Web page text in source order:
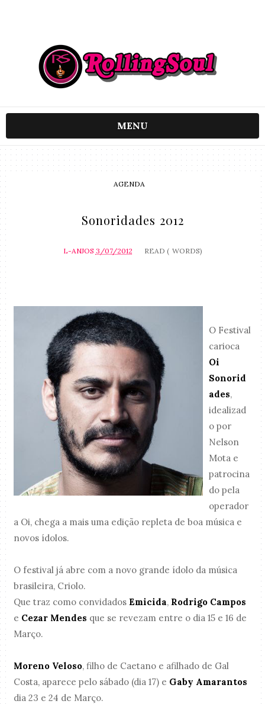
MENU
AGENDA
Sonoridades 2012
L-ANJOS 3/07/2012 READ ( WORDS)
O Festival
carioca
Oi
Sonorid
ades,
idealizad
o por
Nelson
Mota e
patrocina
do pela
operador
a Oi, chega a mais uma edição repleta de boa música e
novos ídolos.
O festival já abre com a novo grande ídolo da música
brasileira, Criolo.
Que traz como convidados Emicida, Rodrigo Campos
e Cezar Mendes que se revezam entre o dia 15 e 16 de
Março.
Moreno Veloso, filho de Caetano e afilhado de Gal
Costa, aparece pelo sábado (dia 17) e Gaby Amarantos
dia 23 e 24 de Março.